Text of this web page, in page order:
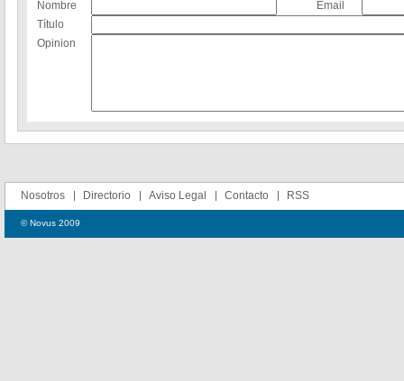
Nombre
Email
Título
Opinion
Nosotros Directorio Aviso Legal Contacto RSS
© Novus 2009